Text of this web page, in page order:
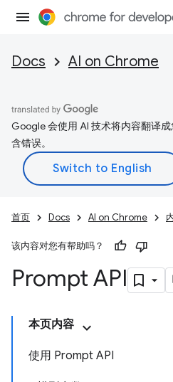
Docs AI on Chrome
Google 会使用 AI 技术将内容翻译
含错误。
首页 Docs AI on Chrome
该内容对您有帮助吗？
Prompt API
本页内容
使用 Prompt API